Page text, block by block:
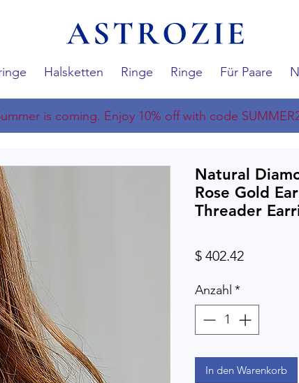
Halsketten Ringe Ringe Für Paare
is coming. Enjoy 10% off with code
Natural
Rose Gold
Threader
$ 402.42Preis
Anzahl *
In den Warenkorb